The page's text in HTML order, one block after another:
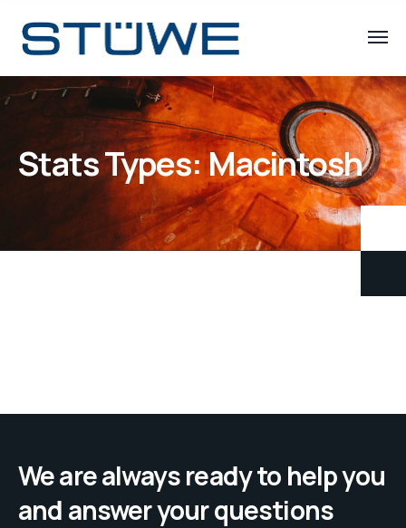
Stats Types:Macintosh
We are always ready to help you
and answer your questions